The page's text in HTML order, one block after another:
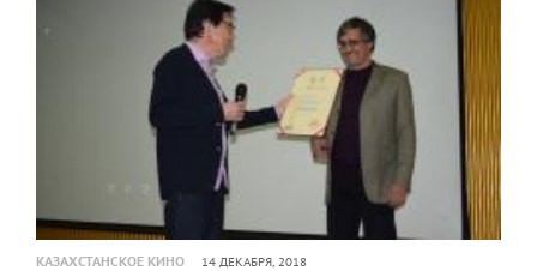
КАЗАХСТАНСКОЕ КИНО 14 ДЕКАБРЯ, 2018